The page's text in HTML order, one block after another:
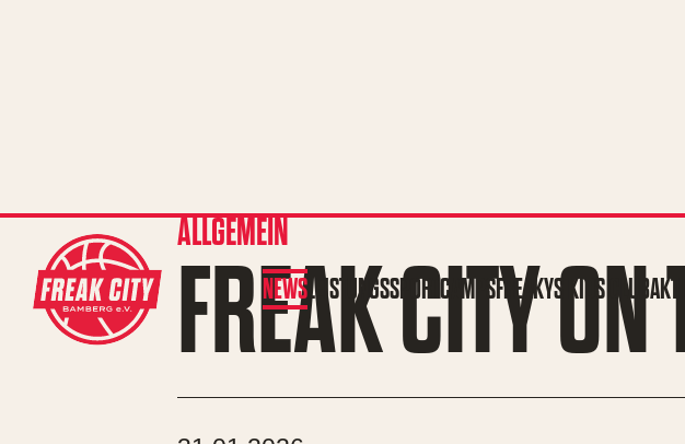
NEWSLEISTUNGSSPORT CAMPSFREAKYS KIDS CLUB
ALLGEMEIN
FREAK CITY ON